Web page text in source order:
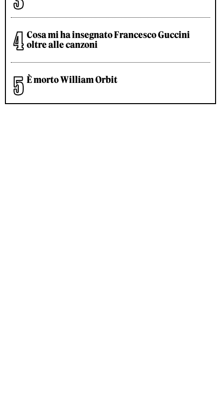
Cosa mi ha insegnato Francesco Guccini
oltre alle canzoni
È morto William Orbit